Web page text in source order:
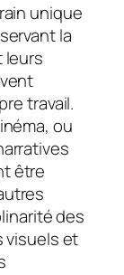
unique
la
leurs
travail.
ou
être
des
visuels et